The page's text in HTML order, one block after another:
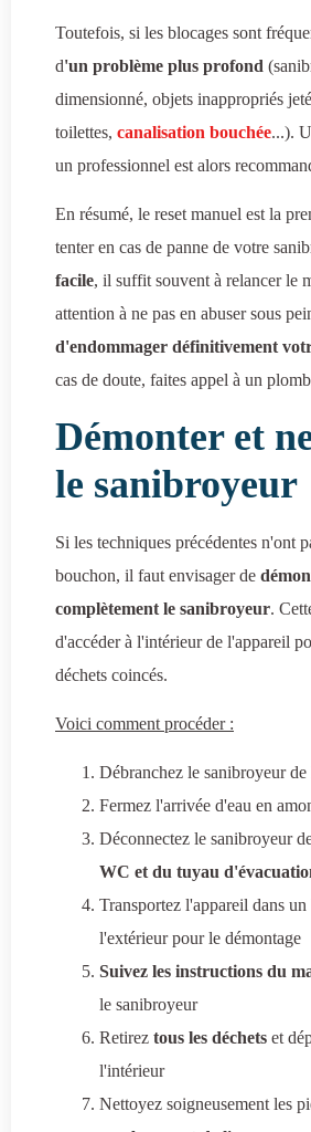
Toutefois, si les blocages sont
d'un problème plus profond
dimensionné, objets inappropriés
toilettes, canalisation bouchée...).
un professionnel est alors
En résumé, le reset manuel est la
tenter en cas de panne de votre
facile, il suffit souvent à relancer le
attention à ne pas en abuser sous
d'endommager définitivement
cas de doute, faites appel à un
Démonter et
le sanibroyeur
Si les techniques précédentes n'ont
bouchon, il faut envisager de
complètement le sanibroyeur.
d'accéder à l'intérieur de l'appareil
déchets coincés.
Voici comment procéder :
Débranchez le sanibroyeur
Fermez l'arrivée d'eau en
Déconnectez le sanibroyeur
WC et du tuyau
Transportez l'appareil dans un
l'extérieur pour le démontage
Suivez les instructions du
le sanibroyeur
Retirez tous les déchets et
l'intérieur
Nettoyez soigneusement les